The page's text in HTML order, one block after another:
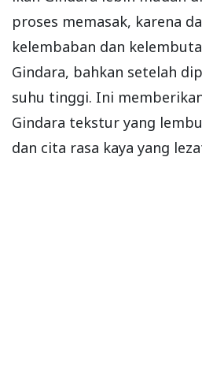
proses memasak, karena
kelembaban dan
Gindara, bahkan setelah
suhu tinggi. Ini
Gindara tekstur yang
dan cita rasa kaya yang